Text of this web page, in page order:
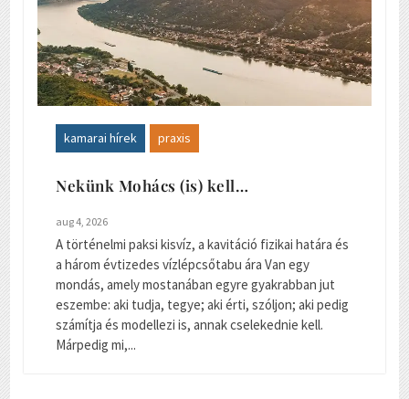
kamarai hírek praxis
Nekünk Mohács (is) kell…
aug 4, 2026
A történelmi paksi kisvíz, a kavitáció fizikai határa és
a három évtizedes vízlépcsőtabu ára Van egy
mondás, amely mostanában egyre gyakrabban jut
eszembe: aki tudja, tegye; aki érti, szóljon; aki pedig
számítja és modellezi is, annak cselekednie kell.
Márpedig mi,...